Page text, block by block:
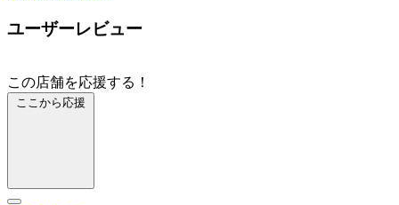
ユーザーレビュー
この店舗を応援する！
ここから応援